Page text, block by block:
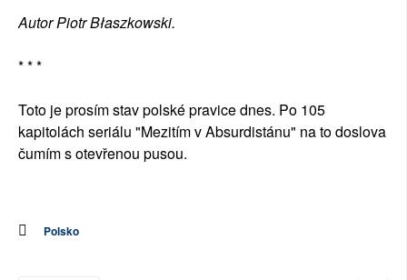
Autor Piotr Błaszkowski.
* * *
Toto je prosím stav polské pravice dnes. Po 105
kapitolách seriálu "Mezitím v Absurdistánu" na to doslova
čumím s otevřenou pusou.
Polsko